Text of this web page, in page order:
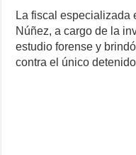
o
k
p
La fiscal especializada
Núñez, a cargo de la
estudio forense y
contra el único